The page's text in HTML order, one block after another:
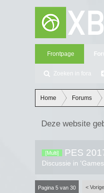
Frontpage
Zoeken in fora
Home Forums
Deze website
[Multi] PES
Discussie in 'Games
Pagina 5 van 30 < Vorige